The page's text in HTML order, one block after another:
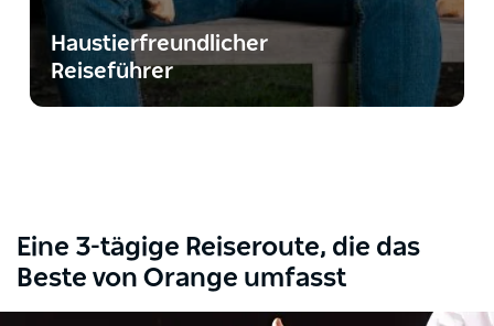
Haustierfreundlicher
Reiseführer
Eine 3-tägige Reiseroute, die das
Beste von Orange umfasst